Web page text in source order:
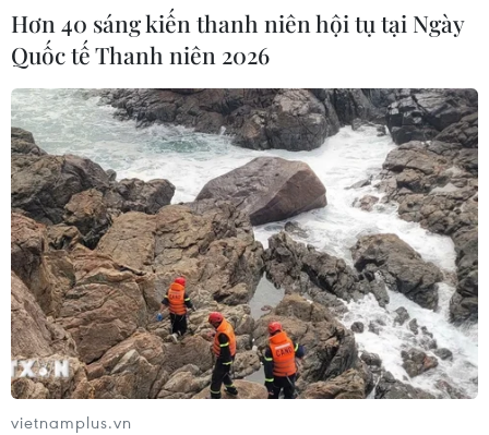
Hơn 40 sáng kiến thanh niên hội tụ tại Ngày
Quốc tế Thanh niên 2026
vietnamplus.vn